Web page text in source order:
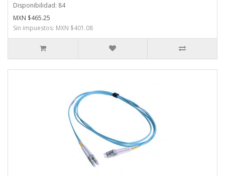
Disponibilidad: 84
MXN $465.25
Sin impuestos: MXN $401.08